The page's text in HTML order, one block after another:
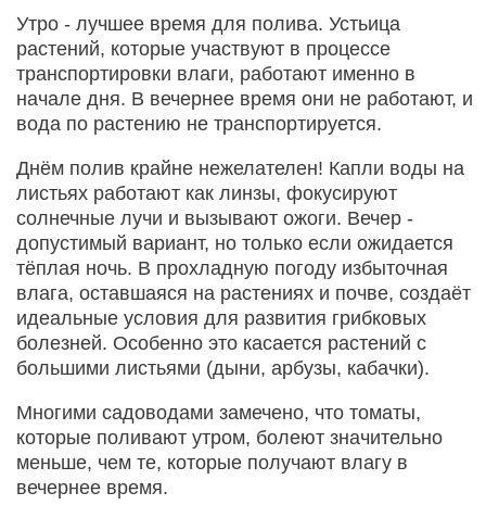
Утро - лучшее время для полива. Устьица
растений, которые участвуют в процессе
транспортировки влаги, работают именно в
начале дня. В вечернее время они не работают, и
вода по растению не транспортируется.
Днём полив крайне нежелателен! Капли воды на
листьях работают как линзы, фокусируют
солнечные лучи и вызывают ожоги. Вечер -
допустимый вариант, но только если ожидается
тёплая ночь. В прохладную погоду избыточная
влага, оставшаяся на растениях и почве, создаёт
идеальные условия для развития грибковых
болезней. Особенно это касается растений с
большими листьями (дыни, арбузы, кабачки).
Многими садоводами замечено, что томаты,
которые поливают утром, болеют значительно
меньше, чем те, которые получают влагу в
вечернее время.